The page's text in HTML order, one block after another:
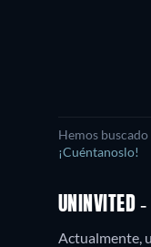
Hemos
¡Cuéntanoslo!
UNINVITED -
Actualmente,